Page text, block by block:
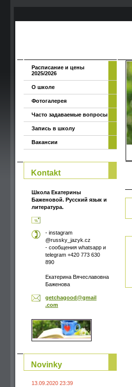
Расписание и цены
2025/2026
О школе
Фотогалерея
Часто задаваемые вопросы
Запись в школу
Вакансии
Kontakt
Школа Екатерины
Баженовой. Русский язык и
литература.
- instagram
@russky_jazyk.cz
- сообщения whatsapp и
telegram +420 773 630
890
Екатерина Вячеславовна
Баженова
getchagood@gmail
.com
Novinky
13.09.2020 23:39